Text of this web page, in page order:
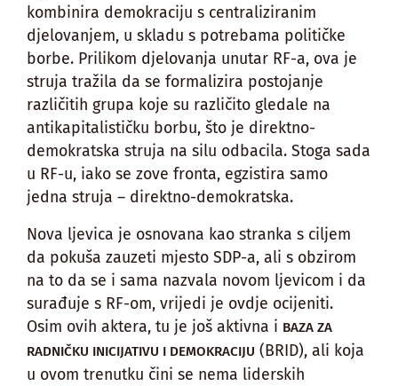
kombinira demokraciju s centraliziranim
djelovanjem, u skladu s potrebama političke
borbe. Prilikom djelovanja unutar RF-a, ova je
struja tražila da se formalizira postojanje
različitih grupa koje su različito gledale na
antikapitalističku borbu, što je direktno-
demokratska struja na silu odbacila. Stoga sada
u RF-u, iako se zove fronta, egzistira samo
jedna struja – direktno-demokratska.
Nova ljevica je osnovana kao stranka s ciljem
da pokuša zauzeti mjesto SDP-a, ali s obzirom
na to da se i sama nazvala novom ljevicom i da
surađuje s RF-om, vrijedi je ovdje ocijeniti.
Osim ovih aktera, tu je još aktivna i BAZA ZA
RADNIČKU INICIJATIVU I DEMOKRACIJU (BRID), ali koja
u ovom trenutku čini se nema liderskih